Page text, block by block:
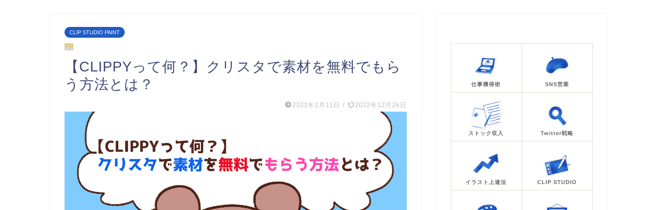
CLIP STUDIO PAINT
PR
【CLIPPYって何？】クリスタで素材を無料でもら
う方法とは？
2021年1月11日 / 2022年12月26日
仕事獲得術 SNS営業
ストック収入 Twitter戦略
イラスト上達法 CLIP STUDIO